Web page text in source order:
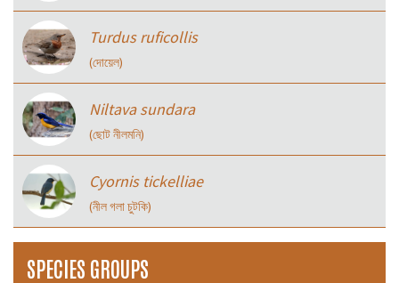
Turdus ruficollis
(দোয়েল)
Niltava sundara
(ছোট নীলমনি)
Cyornis tickelliae
(নীল গলা চুটকি)
SPECIES GROUPS